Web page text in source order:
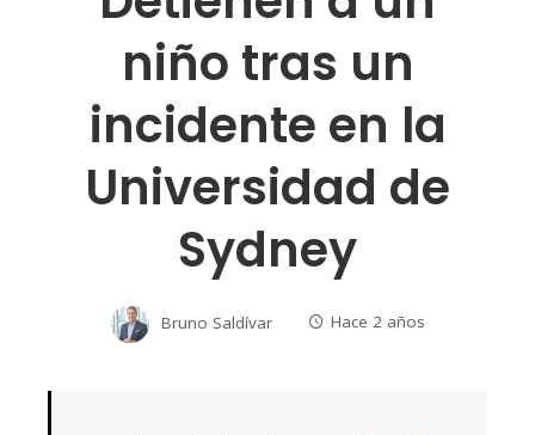
niño tras un
incidente en la
Universidad de
Sydney
Bruno Saldívar Hace 2 años